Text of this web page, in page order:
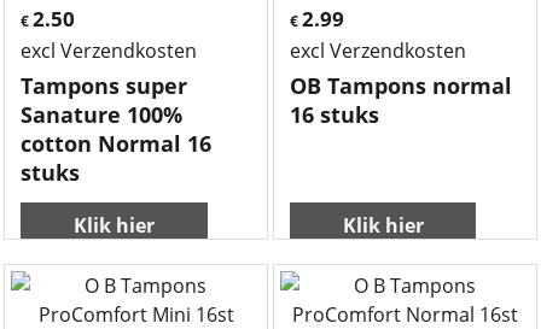
€ 2.50
excl Verzendkosten
Tampons super
Sanature 100%
cotton Normal 16
stuks
Klik hier
€2.99
excl Verzendkosten
OB Tampons normal
16 stuks
Klik hier